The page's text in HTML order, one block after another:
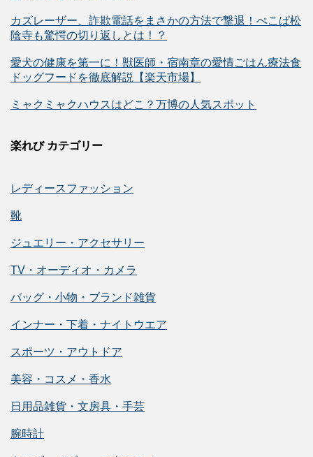
カズレーザー、詐欺電話をまさかの方法で撃退！ぺこぱ松
陰寺も驚愕の切り返しとは！？
愛犬の健康を第一に！獣医師・宿南章の愛情ごはん療法食
ドッグフードを徹底解説【楽天市場】
ミャクミャクハウスはどこ？万博の人気スポット
楽れび カテゴリー
レディースファッション
靴
ジュエリー・アクセサリー
TV・オーディオ・カメラ
バッグ・小物・ブランド雑貨
インナー・下着・ナイトウエア
スポーツ・アウトドア
美容・コスメ・香水
日用品雑貨・文房具・手芸
腕時計